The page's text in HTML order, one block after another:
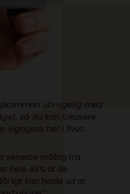
ubrugelig med
så du kan fokusere
vigtigere her i livet.
seneste måling fra
hele 48% af de
kan holde ud at